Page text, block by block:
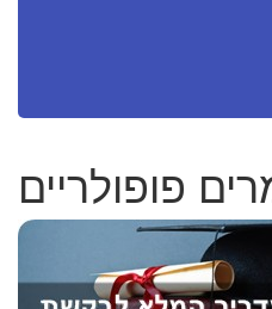
פופולריים